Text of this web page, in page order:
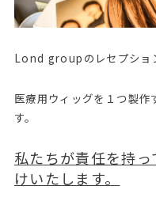
Lond groupのレセプショ
医療用ウィッグを１つ製
す。
私たちが責任を持
けいたします。